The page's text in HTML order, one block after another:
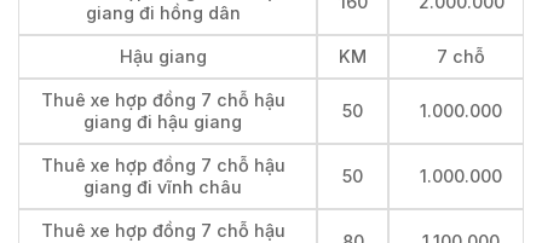
giang đi hồng dân
Hậu giang KM 7 chỗ
Thuê xe hợp đồng 7 chỗ hậu
giang đi hậu giang
50 1.000.000
Thuê xe hợp đồng 7 chỗ hậu
giang đi vĩnh châu
50 1.000.000
Thuê xe hợp đồng 7 chỗ hậu